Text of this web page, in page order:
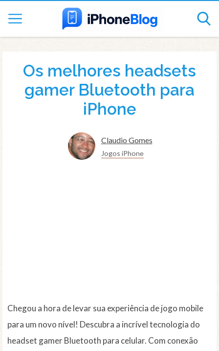
Os melhores headsets
gamer Bluetooth para
iPhone
Claudio Gomes
Jogos iPhone
Chegou a hora de levar sua experiência de jogo mobile
para um novo nível! Descubra a incrível tecnologia do
headset gamer Bluetooth para celular. Com conexão